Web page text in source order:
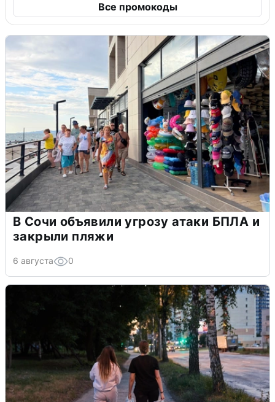
Все промокоды
В Сочи объявили угрозу атаки БПЛА и
закрыли пляжи
6 августа 0